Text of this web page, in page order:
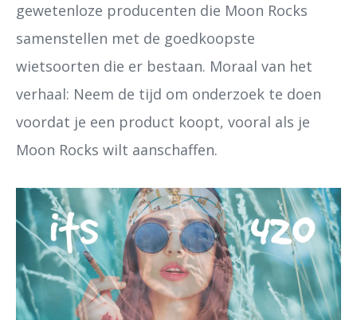
gewetenloze producenten die Moon Rocks
samenstellen met de goedkoopste
wietsoorten die er bestaan. Moraal van het
verhaal: Neem de tijd om onderzoek te doen
voordat je een product koopt, vooral als je
Moon Rocks wilt aanschaffen.